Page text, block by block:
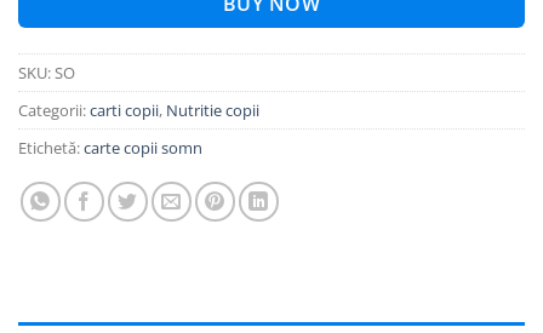
SKU:SO
Categorii:carti copii, Nutritie copii
Etichetă:carte copii somn